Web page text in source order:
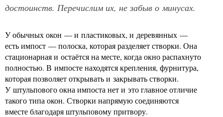
достоинств. Перечислим их, не забыв о минусах.
У обычных окон — и пластиковых, и деревянных —
есть импост — полоска, которая разделяет створки. Она
стационарная и остаётся на месте, когда окно распахнуто
полностью. В импосте находятся крепления, фурнитура,
которая позволяет открывать и закрывать створки.
У штульпового окна импоста нет и это главное отличие
такого типа окон. Створки напрямую соединяются
вместе благодаря штульповому притвору.